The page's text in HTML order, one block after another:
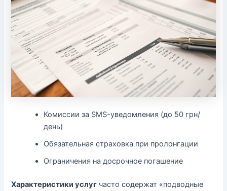
Комиссии за SMS-уведомления (до 50 грн/
день)
Обязательная страховка при пролонгации
Ограничения на досрочное погашение
Характеристики услуг часто содержат «подводные